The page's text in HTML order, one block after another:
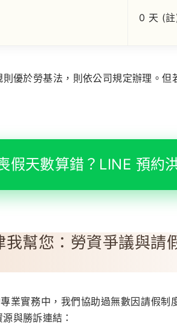
0 天 (註
優於勞基法，則依公司規定辦理。
假天數算錯？LINE 預約
我幫您：勞資爭議與請
業實務中，我們協助過無數因請假制
與勝訴連結：